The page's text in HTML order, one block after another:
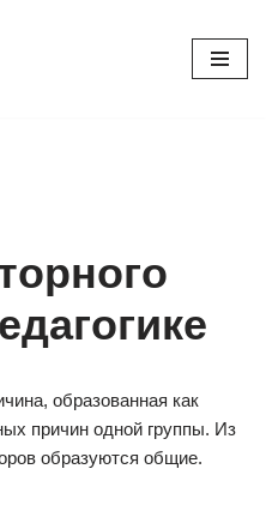
образованная как
причин одной группы. Из
образуются общие.